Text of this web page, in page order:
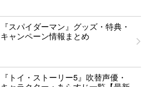
『スパイダーマン』グッズ・特典・
キャンペーン情報まとめ
『トイ・ストーリー5』吹替声優・